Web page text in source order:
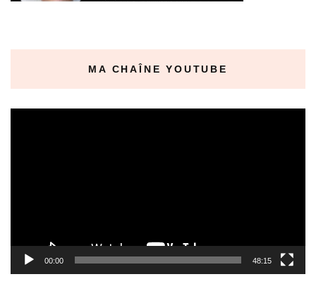
MA CHAÎNE YOUTUBE
00:00 48:15